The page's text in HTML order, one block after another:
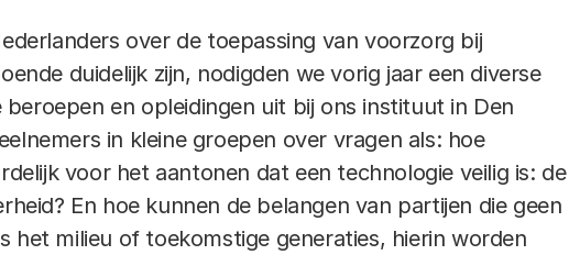
over de toepassing van voorzorg bij
duidelijk zijn, nodigden we vorig jaar een diverse
en opleidingen uit bij ons instituut in Den
in kleine groepen over vragen als: hoe
voor het aantonen dat een technologie veilig is: de
En hoe kunnen de belangen van partijen die geen
het milieu of toekomstige generaties, hierin worden